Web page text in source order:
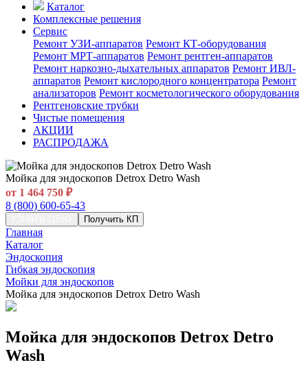
Каталог
Комплексные решения
Сервис
Ремонт УЗИ-аппаратов Ремонт КТ-оборудования
Ремонт МРТ-аппаратов Ремонт рентген-аппаратов
Ремонт наркозно-дыхательных аппаратов Ремонт ИВЛ-
аппаратов Ремонт кислородного концентратора Ремонт
анализаторов Ремонт косметологического оборудования
Рентгеновские трубки
Чистые помещения
АКЦИИ
РАСПРОДАЖА
Мойка для эндоскопов Detrox Detro Wash
от 1 464 750 ₽
8 (800) 600-65-43
Получить КП
Главная
Каталог
Эндоскопия
Гибкая эндоскопия
Мойки для эндоскопов
Мойка для эндоскопов Detrox Detro Wash
Мойка для эндоскопов Detrox Detro
Wash